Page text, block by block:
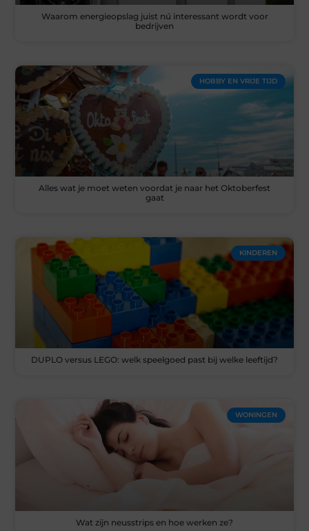
Waarom energieopslag juist nú interessant wordt voor
bedrijven
HOBBY EN VRIJE TIJD
Alles wat je moet weten voordat je naar het Oktoberfest
gaat
KINDEREN
DUPLO versus LEGO: welk speelgoed past bij welke leeftijd?
WONINGEN
Wat zijn neusstrips en hoe werken ze?